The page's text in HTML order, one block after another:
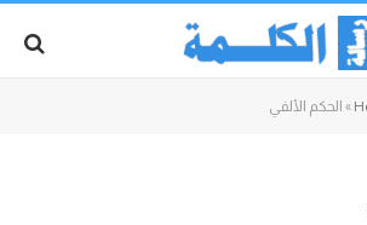
» الحكم الألفي